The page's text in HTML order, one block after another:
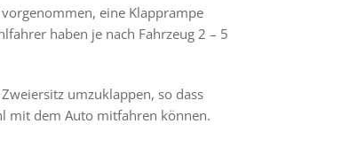
eine Klapprampe
haben je nach Fahrzeug 2 – 5
umzuklappen, so dass
mit dem Auto mitfahren können.